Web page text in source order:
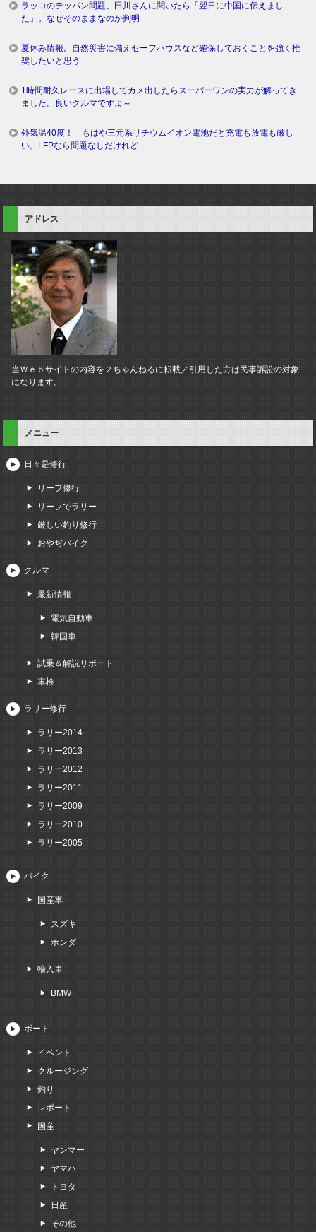
ラッコのテッパン問題、田川さんに聞いたら「翌日に中国に伝えまし
た」。なぜそのままなのか判明
夏休み情報。自然災害に備えセーフハウスなど確保しておくことを強く推
奨したいと思う
1時間耐久レースに出場してカメ出したらスーパーワンの実力が解ってき
ました。良いクルマですよ～
外気温40度！ もはや三元系リチウムイオン電池だと充電も放電も厳し
い。LFPなら問題なしだけれど
アドレス
当Ｗｅｂサイトの内容を２ちゃんねるに転載／引用した方は民事訴訟の対象
になります。
メニュー
日々是修行
リーフ修行
リーフでラリー
厳しい釣り修行
おやぢバイク
クルマ
最新情報
電気自動車
韓国車
試乗＆解説リポート
車検
ラリー修行
ラリー2014
ラリー2013
ラリー2012
ラリー2011
ラリー2009
ラリー2010
ラリー2005
バイク
国産車
スズキ
ホンダ
輸入車
BMW
ボート
イベント
クルージング
釣り
レポート
国産
ヤンマー
ヤマハ
トヨタ
日産
その他